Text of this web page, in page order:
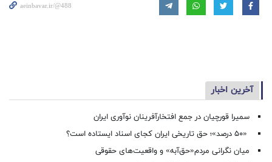
aeinbavar.ir/@488
آخرین اخبار
سمیرا قورچیان در جمع افتخارآفرینان نوآوری ایران
«۵۰ درصد»؛ حق تاریخی ایران کجای اسناد ایستاده است؟
میان نگرانی مردم«حق‌آبه» و واقعیت‌های حقوقی